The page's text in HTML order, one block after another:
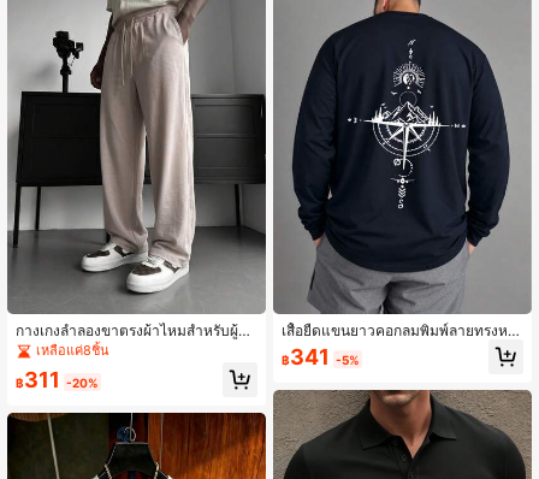
กางเกงลำลองขาตรงผ้าไหมสำหรับผู้ชา
ย, กางเกงขายาวทรงหลวมเอวยางยืดมี
เชือกผูก, กางเกงขายาวน้ำหนักเบาระบ
ายอากาศได้ดีสำหรับฤดูร้อน
เหลือแค่8ชิ้น
฿311 -20%
เสื้อยืดแขนยาวคอกลมพิมพ์ลายทรงหล
วมสำหรับผู้ชาย
฿341 -5%